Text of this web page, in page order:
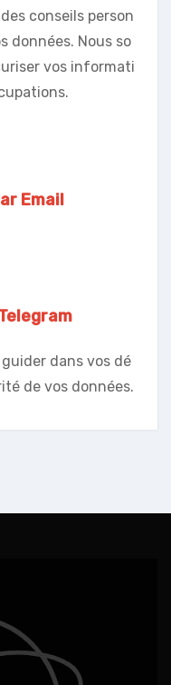
conseils person
données. Nous so
vos informati
Email
dans vos dé
de vos données.